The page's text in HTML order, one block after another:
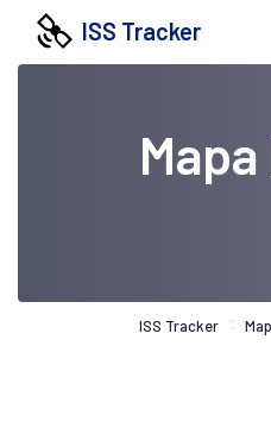
ISS Tracker
ISS Tracker